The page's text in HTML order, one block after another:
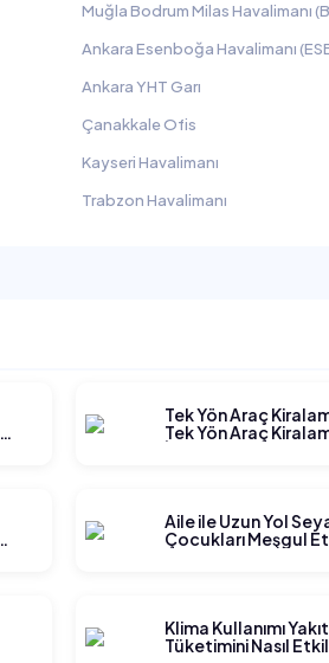
Muğla Bodrum Milas Havalimanı
Ankara Esenboğa Havalimanı
Ankara YHT Garı
Çanakkale Ofis
Kayseri Havalimanı
Trabzon Havalimanı
Tek Yön Araç
Tek Yön Araç
Aile ile Uzun Yol
Çocukları Meşgul
Klima Kullanımı Yakıt
Tüketimini Nasıl